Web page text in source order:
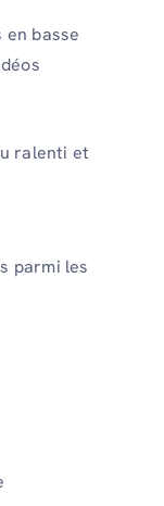
basse
ralenti et
parmi les